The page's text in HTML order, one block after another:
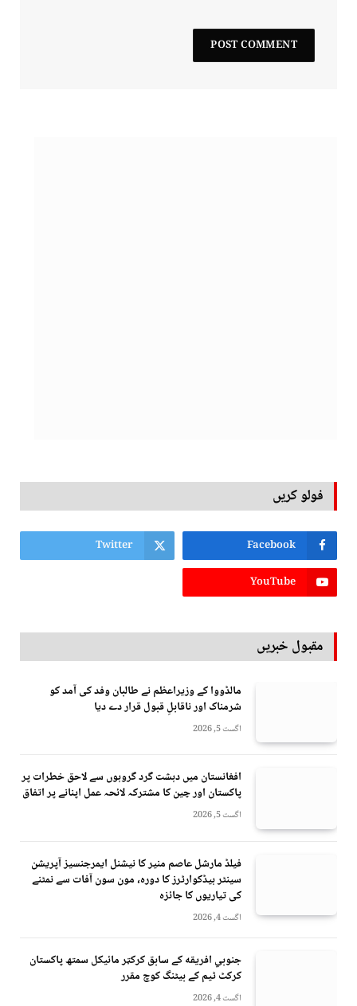
فولو کریں
Facebook
Twitter
YouTube
مقبول خبریں
مالڈووا کے وزیراعظم نے طالبان وفد کی آمد کو
شرمناک اور ناقابلِ قبول قرار دے دیا
اگست 5, 2026
افغانستان میں دہشت گرد گروہوں سے لاحق خطرات پر
پاکستان اور چین کا مشترکہ لائحہ عمل اپنانے پر اتفاق
اگست 5, 2026
فیلڈ مارشل عاصم منیر کا نیشنل ایمرجنسیز آپریشن
سینٹر ہیڈکوارٹرز کا دورہ، مون سون آفات سے نمٹنے
کی تیاریوں کا جائزہ
اگست 4, 2026
جنوبي افريقه کے سابق کرکټر مائیکل سمتھ پاکستان
کرکٹ ٹیم کے بیٹنگ کوچ مقرر
اگست 4, 2026